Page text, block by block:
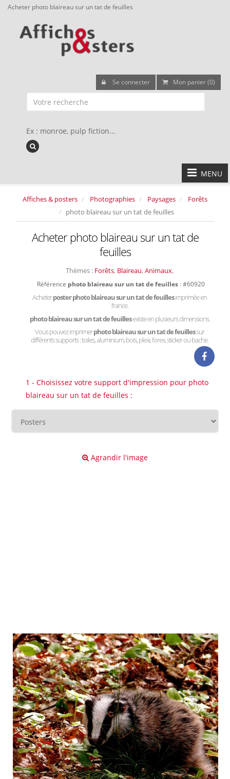
Acheter photo blaireau sur un tat de feuilles
Se connecter Mon panier (0)
Ex : monroe, pulp fiction...
MENU
Affiches & posters Photographies Paysages
Forêts
photo blaireau sur un tat de feuilles
Acheter photo blaireau sur un tat de
feuilles
Thèmes : Forêts, Blaireau, Animaux,
Référence photo blaireau sur un tat de feuilles : #60920
Acheterposter photo blaireau sur un tat de feuillesimprimée en
france.
photo blaireau sur un tat de feuillesexiste en plusieurs dimensions.
Vous pouvez imprimerphoto blaireau sur un tat de feuillessur
différents supports : toiles, aluminium, bois, plexi, forex, sticker ou bache.
1 - Choisissez votre support d'impression pour photo
blaireau sur un tat de feuilles :
Agrandir l'image